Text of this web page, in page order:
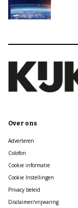
Over ons
Adverteren
Colofon
Cookie informatie
Cookie Instellingen
Privacy beleid
Disclaimer/vrijwaring